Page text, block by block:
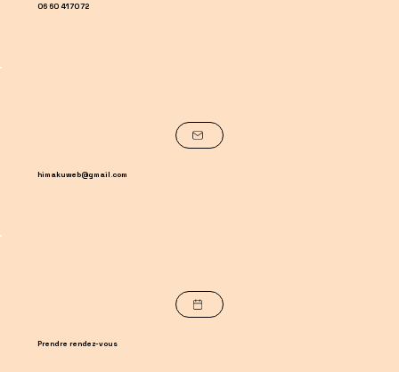
06 60 41 70 72
himakuweb@gmail.com
Prendre rendez-vous